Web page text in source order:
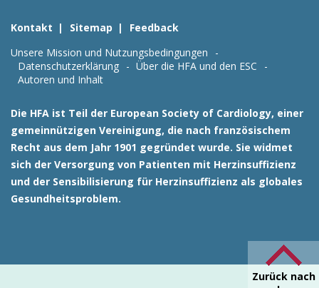
Kontakt Sitemap
Feedback
Unsere Mission und Nutzungsbedingungen
Datenschutzerklärung
Über die HFA und den ESC
Autoren und Inhalt
Die HFA ist Teil der European Society of Cardiology, einer
gemeinnützigen Vereinigung, die nach französischem
Recht aus dem Jahr 1901 gegründet wurde. Sie widmet
sich der Versorgung von Patienten mit Herzinsuffizienz
und der Sensibilisierung für Herzinsuffizienz als globales
Gesundheitsproblem.
Zurück nach